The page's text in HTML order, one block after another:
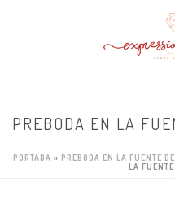
PREBODA EN LA
PORTADA » PREBODA EN LA FUENTE
LA